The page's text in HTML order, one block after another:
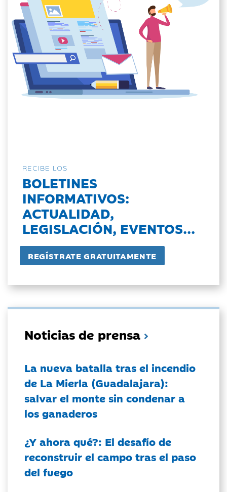
RECIBE LOS
BOLETINES
INFORMATIVOS:
ACTUALIDAD,
LEGISLACIÓN, EVENTOS...
Noticias de prensa
La nueva batalla tras el incendio
de La Mierla (Guadalajara):
salvar el monte sin condenar a
los ganaderos
¿Y ahora qué?: El desafío de
reconstruir el campo tras el paso
del fuego